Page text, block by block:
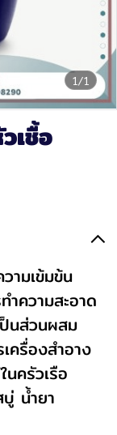
1/1
เชื้อ
มเข้มข้น
ความสะอาด
ป็นส่วนผสม
ครื่องสำอาง
ครัวเรือ
น้ำยา